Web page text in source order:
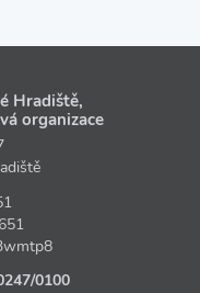
Hradiště,
organizace
/0100